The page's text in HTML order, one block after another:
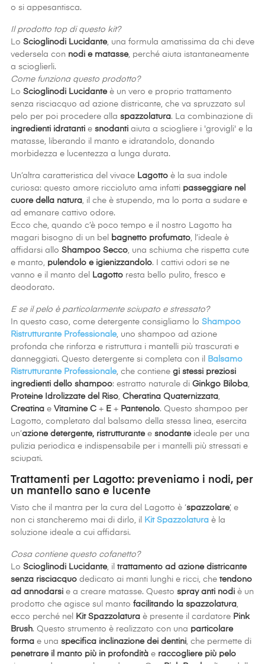
o si appesantisca.
Il prodotto top di questo kit?
Lo Scioglinodi Lucidante, una formula amatissima da chi deve
vedersela con nodi e matasse, perché aiuta istantaneamente
a scioglierli.
Come funziona questo prodotto?
Lo Scioglinodi Lucidanteè un vero e proprio trattamento
senza risciacquo ad azione districante, che va spruzzato sul
pelo per poi procedere alla spazzolatura. La combinazione di
ingredienti idratanti e snodanti aiuta a sciogliere i 'grovigli' e la
matasse, liberando il manto e idratandolo, donando
morbidezza e lucentezza a lunga durata.
Un’altra caratteristica del vivace Lagotto è la sua indole
curiosa: questo amore riccioluto ama infatti passeggiare nel
cuore della natura , il che è stupendo, ma lo porta a sudare e
ad emanare cattivo odore.
Ecco che, quando c’è poco tempo e il nostro Lagotto ha
magari bisogno di un bel
bagnetto profumato , l’ideale è
affidarsi allo Shampoo Secco , una schiuma che rispetta cute
e manto, pulendolo e igienizzandolo. I cattivi odori se ne
vanno e il manto del
Lagotto resta bello pulito, fresco e
deodorato.
E se il pelo è particolarmente sciupato e stressato?
In questo caso, come detergente consigliamo lo Shampoo
Ristrutturante Professionale, uno shampoo ad azione
profonda che rinforza e ristruttura i mantelli più trascurati e
danneggiati. Questo detergente si completa con il
Balsamo
Ristrutturante Professionale, che contiene gi stessi preziosi
ingredienti dello shampoo: estratto naturale di Ginkgo Biloba
Proteine Idrolizzate del Riso Cheratina Quaternizzata
Creatina e Vitamine C + E + Pantenolo. Questo shampoo per
Lagotto, completato dal balsamo della stessa linea, esercita
un’azione detergente, ristrutturantee snodanteideale per una
pulizia periodica e indispensabile per i mantelli più stressati e
sciupati.
Trattamenti per Lagotto: preveniamo i nodi, per
un mantello sano e lucente
Visto che il mantra per la cura del Lagotto è ‘spazzolare’, e
non ci stancheremo mai di dirlo, il
Kit Spazzolatura è la
soluzione ideale a cui affidarsi.
Cosa contiene questo cofanetto?
Lo Scioglinodi Lucidante, il trattamento ad azione districante
senza risciacquo dedicato ai manti lunghi e ricci, che tendono
ad annodarsi e a creare matasse. Questo spray anti nodi è un
prodotto che agisce sul manto facilitando la spazzolatura
ecco perché nel
Kit Spazzolatura è presente il cardatore Pink
Brush. Questo strumento è realizzato con una particolare
forma e una specifica inclinazione dei dentini , che permette di
penetrare il manto più in profondità e raccogliere più pelo